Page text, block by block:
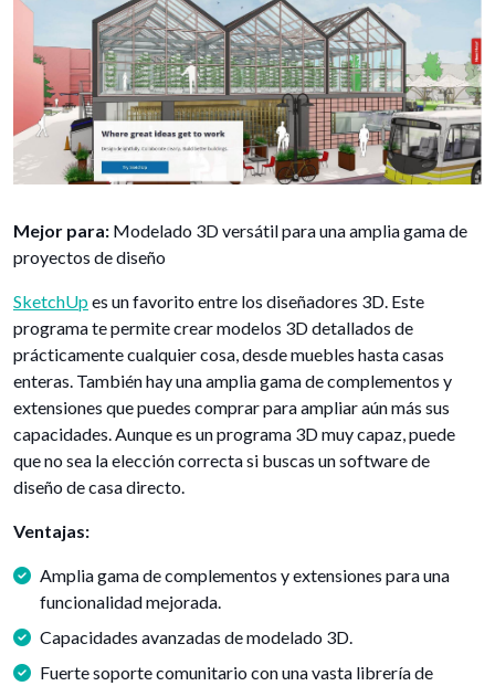
Mejor para: Modelado 3D versátil para una amplia gama de
proyectos de diseño
SketchUpes un favorito entre los diseñadores 3D. Este
programa te permite crear modelos 3D detallados de
prácticamente cualquier cosa, desde muebles hasta casas
enteras. También hay una amplia gama de complementos y
extensiones que puedes comprar para ampliar aún más sus
capacidades. Aunque es un programa 3D muy capaz, puede
que no sea la elección correcta si buscas un software de
diseño de casa directo.
Ventajas:
Amplia gama de complementos y extensiones para una
funcionalidad mejorada.
Capacidades avanzadas de modelado 3D.
Fuerte soporte comunitario con una vasta librería de